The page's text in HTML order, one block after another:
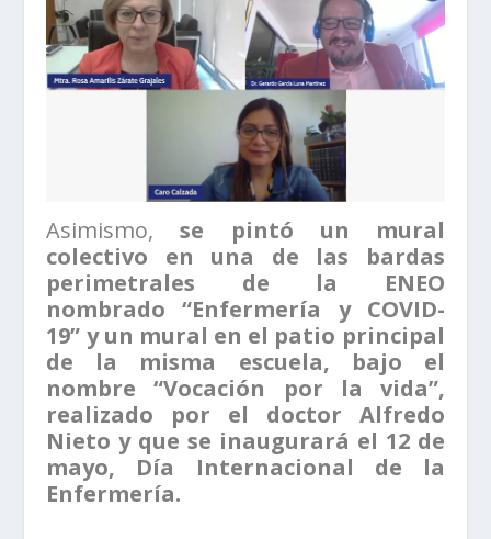
Asimismo,se pintó un mural
colectivo en una de las bardas
perimetrales de la ENEO
nombrado “Enfermería y COVID-
19” y un mural en el patio principal
de la misma escuela, bajo el
nombre “Vocación por la vida”,
realizado por el doctor Alfredo
Nieto y que se inaugurará el 12 de
mayo, Día Internacional de la
Enfermería.